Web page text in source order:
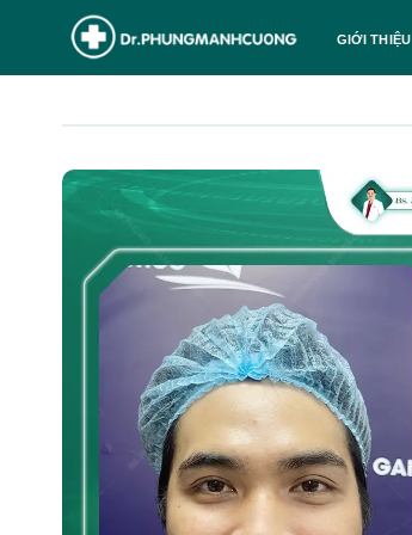
GIỚI THIỆU